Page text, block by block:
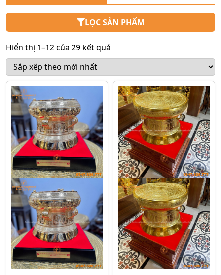
LỌC SẢN PHẨM
Hiển thị 1–12 của 29 kết quả